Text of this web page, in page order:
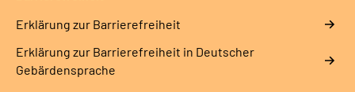
Erklärung zur Barrierefreiheit
Erklärung zur Barrierefreiheit in Deutscher
Gebärdensprache